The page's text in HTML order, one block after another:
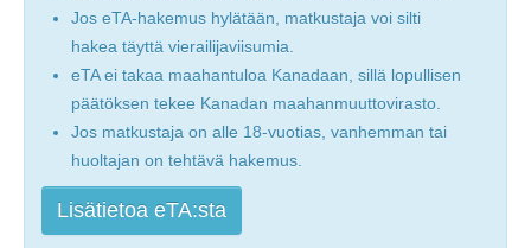
Jos eTA-hakemus hylätään, matkustaja voi silti
hakea täyttä vierailijaviisumia.
eTA ei takaa maahantuloa Kanadaan, sillä lopullisen
päätöksen tekee Kanadan maahanmuuttovirasto.
Jos matkustaja on alle 18-vuotias, vanhemman tai
huoltajan on tehtävä hakemus.
Lisätietoa eTA:sta